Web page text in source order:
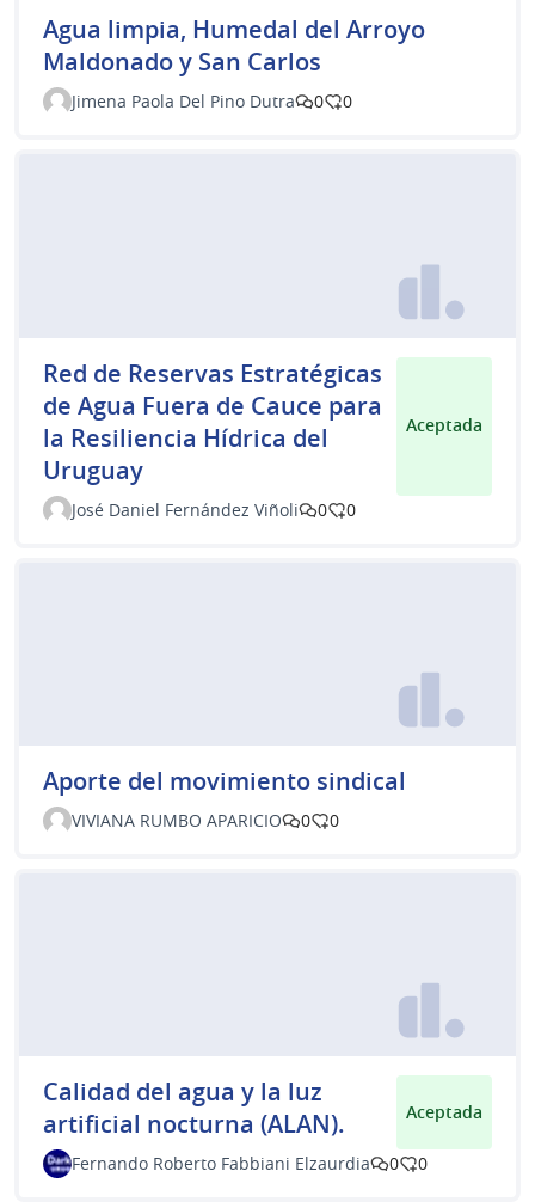
Agua limpia, Humedal del Arroyo
Maldonado y San Carlos
Jimena Paola Del Pino Dutra 0 0
Red de Reservas Estratégicas
de Agua Fuera de Cauce para
la Resiliencia Hídrica del
Uruguay
Aceptada
José Daniel Fernández Viñoli 0 0
Aporte del movimiento sindical
VIVIANA RUMBO APARICIO 0 0
Calidad del agua y la luz
artificial nocturna (ALAN).
Aceptada
Fernando Roberto Fabbiani Elzaurdia 0 0